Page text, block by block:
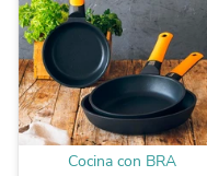
Cocina con BRA